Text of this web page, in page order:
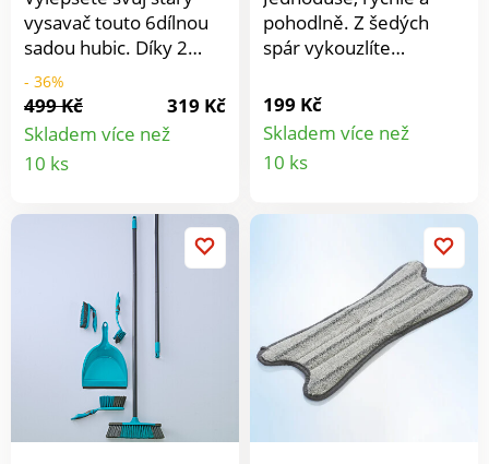
vysavač touto 6dílnou
sadou hubic. Díky 2
adaptérům se hodí ke
všem standardním
vysavačům a bez
námahy vyčistí
koberce, lišty,
klávesnice, štěrbiny a
v domácnosti, autě,
kanceláři atd. Nástavec
Flexi-Clean pro precizní
čištění. Adaptér pro
vysavače Vorwerk.
Štěrbinová hubice o
délce 28 cm. Hubice na
čalounění.
- 36%
499 Kč
319 Kč
Skladem více než
10 ks
pohodlně. Z šedých
spár vykouzlíte
bílé! Obsahuje účinnou
látku proti plísni.
Spárovač je opatřený
praktickou houbičkou
nanášení. Obsah: 125
199 Kč
Skladem více než
10 ks